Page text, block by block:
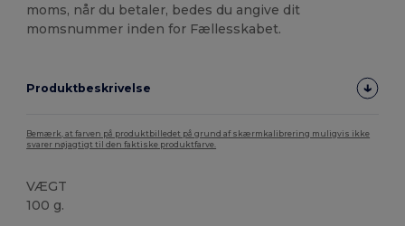
moms, når du betaler, bedes du angive dit
momsnummer inden for Fællesskabet.
Produktbeskrivelse
Bemærk, at farven på produktbilledet på grund af skærmkalibrering muligvis ikke
svarer nøjagtigt til den faktiske produktfarve.
VÆGT
100 g.